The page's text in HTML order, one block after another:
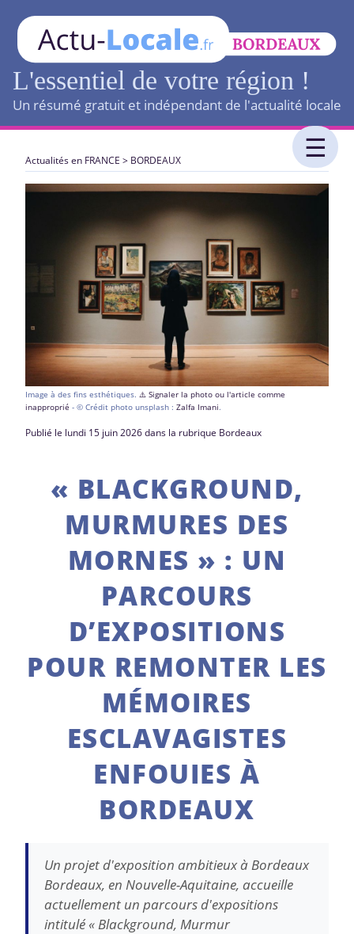
L'essentiel de votre région !
Un résumé gratuit et indépendant de l'actualité locale
Actualités en FRANCE > BORDEAUX
Image à des fins esthétiques. ⚠️ Signaler la photo ou l'article comme
inapproprié - © Crédit photo unsplash : Zalfa Imani.
Publié le lundi 15 juin 2026 dans la rubrique Bordeaux
« BLACKGROUND,
MURMURES DES
MORNES » : UN
PARCOURS
D’EXPOSITIONS
POUR REMONTER LES
MÉMOIRES
ESCLAVAGISTES
ENFOUIES À
BORDEAUX
Un projet d'exposition ambitieux à Bordeaux
Bordeaux, en Nouvelle-Aquitaine, accueille
actuellement un parcours d'expositions
intitulé « Blackground, Murmur